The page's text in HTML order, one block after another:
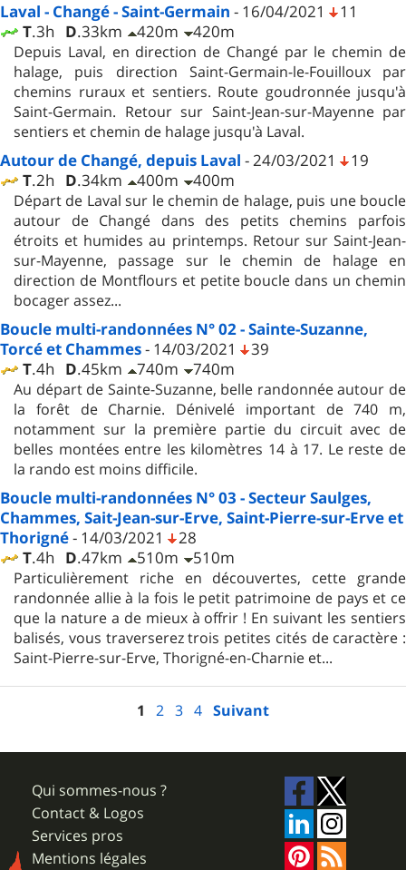
Laval - Changé - Saint-Germain - 16/04/2021
11
T.3h D.33km 420m 420m
Depuis Laval, en direction de Changé par le chemin de
halage, puis direction Saint-Germain-le-Fouilloux par
chemins ruraux et sentiers. Route goudronnée jusqu'à
Saint-Germain. Retour sur Saint-Jean-sur-Mayenne par
sentiers et chemin de halage jusqu'à Laval.
Autour de Changé, depuis Laval - 24/03/2021
19
T.2h D.34km 400m 400m
Départ de Laval sur le chemin de halage, puis une boucle
autour de Changé dans des petits chemins parfois
étroits et humides au printemps. Retour sur Saint-Jean-
sur-Mayenne, passage sur le chemin de halage en
direction de Montflours et petite boucle dans un chemin
bocager assez...
Boucle multi-randonnées N° 02 - Sainte-Suzanne,
Torcé et Chammes- 14/03/2021
39
T.4h D.45km 740m 740m
Au départ de Sainte-Suzanne, belle randonnée autour de
la forêt de Charnie. Dénivelé important de 740 m,
notamment sur la première partie du circuit avec de
belles montées entre les kilomètres 14 à 17. Le reste de
la rando est moins difficile.
Boucle multi-randonnées N° 03 - Secteur Saulges,
Chammes, Sait-Jean-sur-Erve, Saint-Pierre-sur-Erve et
Thorigné- 14/03/2021
28
T.4h D.47km 510m 510m
Particulièrement riche en découvertes, cette grande
randonnée allie à la fois le petit patrimoine de pays et ce
que la nature a de mieux à offrir ! En suivant les sentiers
balisés, vous traverserez trois petites cités de caractère :
Saint-Pierre-sur-Erve, Thorigné-en-Charnie et...
1 2 3 4 Suivant
Qui sommes-nous ?
Contact & Logos
Services pros
Mentions légales